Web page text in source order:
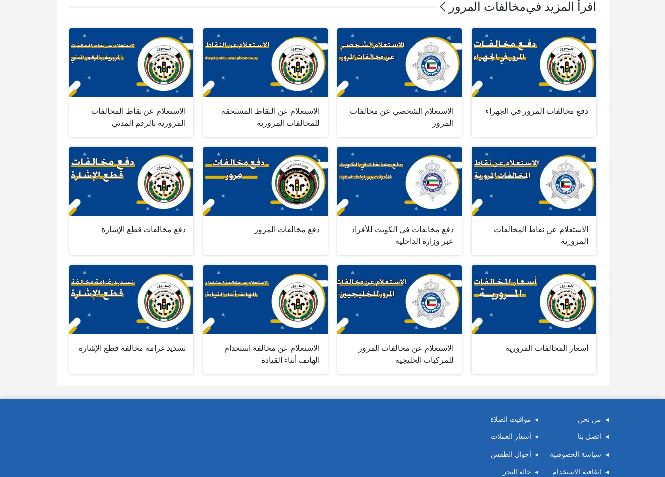
اقرأ المزيد فيمخالفات المرور
دفع مخالفات المرور في الجهراء
الاستعلام الشخصي عن مخالفات
المرور
الاستعلام عن النقاط المستحقة
للمخالفات المرورية
الاستعلام عن نقاط المخالفات
المرورية بالرقم المدني
الاستعلام عن نقاط المخالفات
المرورية
دفع مخالفات في الكويت للأفراد
عبر وزارة الداخلية
دفع مخالفات المرور دفع مخالفات قطع الإشارة
أسعار المخالفات المرورية
الاستعلام عن مخالفات المرور
للمركبات الخليجية
الاستعلام عن مخالفة استخدام
الهاتف أثناء القيادة
تسديد غرامة مخالفة قطع الإشارة
من نحن
اتصل بنا
سياسة الخصوصية
اتفاقية الاستخدام
مواقيت الصلاة
أسعار العملات
أحوال الطقس
حالة البحر